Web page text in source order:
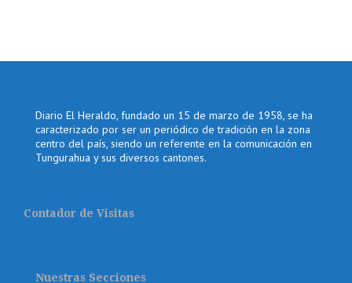
Diario El Heraldo, fundado un 15 de marzo de 1958, se ha
caracterizado por ser un periódico de tradición en la zona
centro del país, siendo un referente en la comunicación en
Tungurahua y sus diversos cantones.
Contador de Visitas
Nuestras Secciones